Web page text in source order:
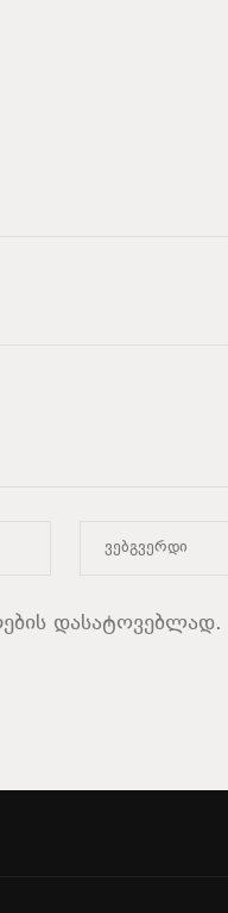
დასატოვებლად.